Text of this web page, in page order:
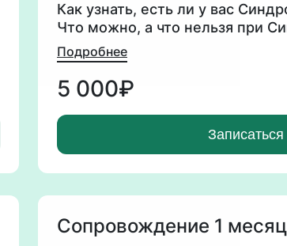
Как узнать, есть ли у вас
Что можно, а что нельзя при
Поддерживающие здоровье
при синдроме Жильбера.
Подробнее
5 000₽
Записаться
Сопровождение 1 месяц